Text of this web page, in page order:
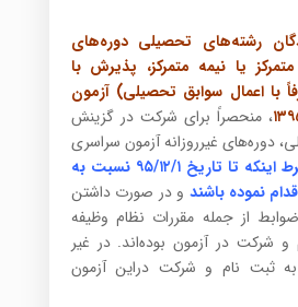
رشته‌های تحصیلی دوره‌های
یا نیمه متمرکز، پذیرش با
با اعمال سوابق تحصیلی) آزمون
، منحصراً برای شرکت در گزینش
دوره‌های غیرروزانه آزمون سراسری
به شرط اینکه تا تاریخ ۹۵/۱۲/۱ نسبت به
نموده باشند و در صورت داشتن
از جمله مقررات نظام وظیفه
و شرکت در آزمون بوده‌اند. در غیر
به ثبت نام و شرکت دراین آزمون